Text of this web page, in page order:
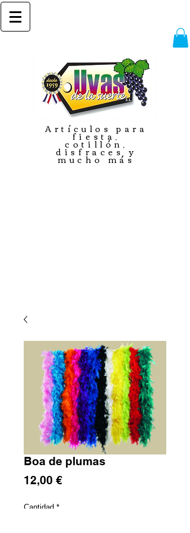
Artículos para
fiesta,
cotillón,
disfraces y
mucho más
Boa de plumas
12,00 €Precio
Cantidad *